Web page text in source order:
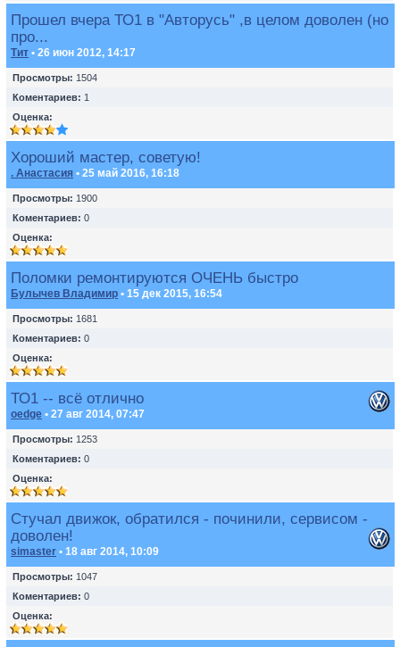
Прошел вчера ТО1 в "Авторусь" ,в целом доволен (но
про...
Тит • 26 июн 2012, 14:17
Просмотры: 1504
Коментариев: 1
Оценка:
Хороший мастер, советую!
. Анастасия • 25 май 2016, 16:18
Просмотры: 1900
Коментариев: 0
Оценка:
Поломки ремонтируются ОЧЕНЬ быстро
Булычев Владимир • 15 дек 2015, 16:54
Просмотры: 1681
Коментариев: 0
Оценка:
ТО1 -- всё отлично
oedge • 27 авг 2014, 07:47
Просмотры: 1253
Коментариев: 0
Оценка:
Стучал движок, обратился - починили, сервисом -
доволен!
simaster • 18 авг 2014, 10:09
Просмотры: 1047
Коментариев: 0
Оценка: